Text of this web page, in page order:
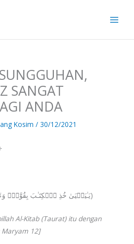
SANGAT
ANDA
Kosim / 30/12/2021
(یَـٰیَحۡیَىٰ خُذِ ٱلۡكِتَـٰبَ بِقُوَّةࣲۖ وَءَاتَیۡنَـٰهُ ٱلۡحُكۡمَ صَبِیࣰّا)
Al-Kitab (Taurat) itu dengan
Maryam 12]